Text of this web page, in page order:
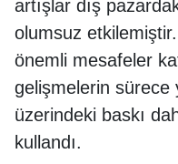
artışlar dış
olumsuz
önemli mesafeler
gelişmelerin sürece
üzerindeki baskı
kullandı.